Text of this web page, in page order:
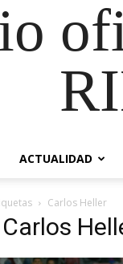
ACTUALIDAD
Carlos Heller